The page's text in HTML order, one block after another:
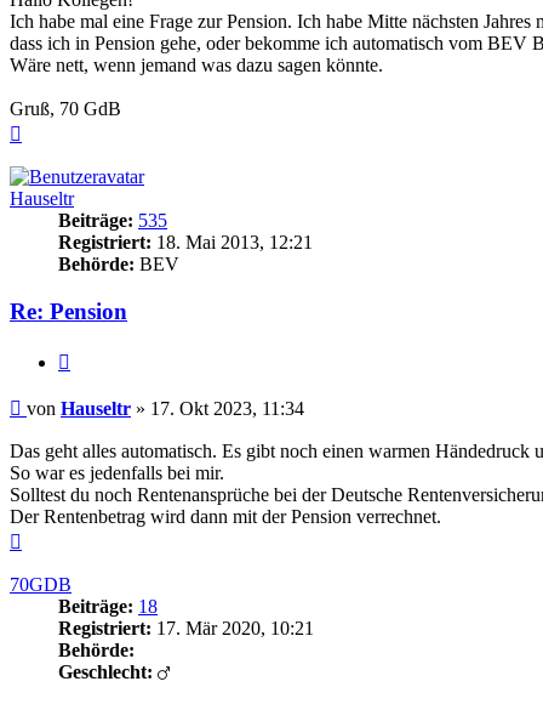
Ich habe mal eine Frage zur Pension. Ich habe Mitte nächsten
dass ich in Pension gehe, oder bekomme ich automatisch vom BEV
Wäre nett, wenn jemand was dazu sagen könnte.
Gruß, 70 GdB
Hauseltr
Beiträge: 535
Registriert: 18. Mai 2013, 12:21
Behörde: BEV
Re: Pension
Beitrag
von Hauseltr » 17. Okt 2023, 11:34
Das geht alles automatisch. Es gibt noch einen warmen
So war es jedenfalls bei mir.
Solltest du noch Rentenansprüche bei der Deutsche
Der Rentenbetrag wird dann mit der Pension verrechnet.
70GDB
Beiträge: 18
Registriert: 17. Mär 2020, 10:21
Behörde:
Geschlecht: